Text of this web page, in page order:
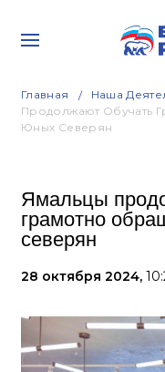
Главная Наша
Продолжают Обучать
Юных Северян
Ямальцы
грамотно
северян
28 октября 2024,